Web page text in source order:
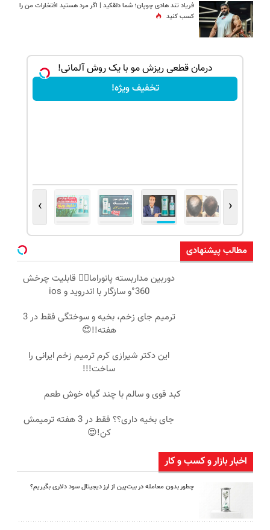
فریاد تند هادی چوپان؛‌ شما دلقکید | اگر مرد هستید افتخارات من را
کسب کنید
درمان قطعی ریزش مو با یک روش آلمانی!
تخفیف ویژه!
‹
›
مطالب پیشنهادی
دوربین مداربسته پانوراما👈🏻 قابلیت چرخش
360°و سازگار با اندروید و ios
ترمیم جای زخم، بخیه و سوختگی فقط در 3
هفته!!😍
این دکتر شیرازی کرم ترمیم زخم ایرانی را
ساخت!!!
کبد قوی و سالم با چند گیاه خوش طعم
جای بخیه داری؟؟ فقط در 3 هفته ترمیمش
کن!😍
اخبار بازار و کسب و کار
چطور بدون معامله در بیت‌پین از ارز دیجیتال سود دلاری بگیریم؟